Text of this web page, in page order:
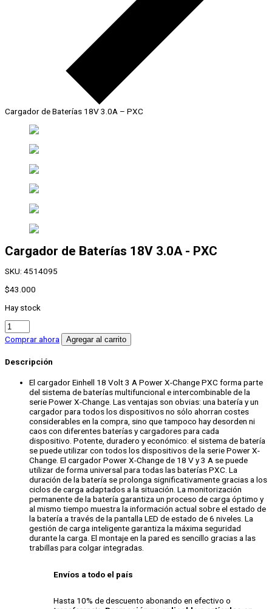
Cargador de Baterías 18V 3.0A – PXC
Cargador de Baterías 18V 3.0A - PXC
SKU: 4514095
$43.000
Hay stock
Cargador
de
Baterías
3.0A
PXC
cantidad
Comprar ahora Agregar al carrito
Descripción
El cargador Einhell 18 Volt 3 A Power X-Change PXC forma parte
del sistema de baterías multifuncional e intercombinable de la
serie Power X-Change. Las ventajas son obvias: una batería y un
cargador para todos los dispositivos no sólo ahorran costes
considerables en la compra, sino que tampoco hay desorden ni
caos con diferentes baterías y cargadores para cada
dispositivo. Potente, duradero y económico: el sistema de batería
se puede utilizar con todos los dispositivos de la serie Power X-
Change. El cargador Power X-Change de 18 V y 3 A se puede
utilizar de forma universal para todas las baterías PXC. La
duración de la batería se prolonga significativamente gracias a los
ciclos de carga adaptados a la situación. La monitorización
permanente de la batería garantiza un proceso de carga óptimo y
al mismo tiempo muestra la información actual sobre el estado de
la batería a través de la pantalla LED de estado de 6 niveles. La
gestión de carga inteligente garantiza la máxima seguridad
durante la carga. El montaje en la pared es sencillo gracias a las
trabillas para colgar integradas.
Envíos a todo el país
Hasta 10% de descuento abonando en efectivo o